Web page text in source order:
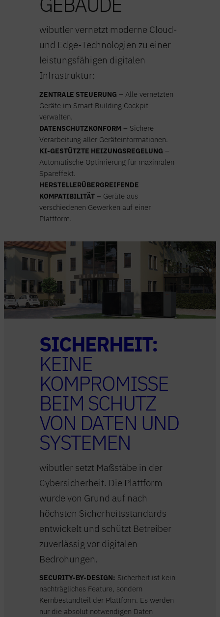
GEBÄUDE
wibutler vernetzt moderne Cloud-
und Edge-Technologien zu einer
leistungsfähigen digitalen
Infrastruktur:
ZENTRALE STEUERUNG – Alle vernetzten
Geräte im Smart Building Cockpit
verwalten.
DATENSCHUTZKONFORM– Sichere
Verarbeitung aller Geräteinformationen.
KI-GESTÜTZTE HEIZUNGSREGELUNG –
Automatische Optimierung für maximalen
Spareffekt.
HERSTELLERÜBERGREIFENDE
KOMPATIBILITÄT– Geräte aus
verschiedenen Gewerken auf einer
Plattform.
SICHERHEIT:
KEINE
KOMPROMISSE
BEIM SCHUTZ
VON DATEN UND
SYSTEMEN
wibutler setzt Maßstäbe in der
Cybersicherheit. Die Plattform
wurde von Grund auf nach
höchsten Sicherheitsstandards
entwickelt und schützt Betreiber
zuverlässig vor digitalen
Bedrohungen.
SECURITY-BY-DESIGN: Sicherheit ist kein
nachträgliches Feature, sondern
Kernbestandteil der Plattform. Es werden
nur die absolut notwendigen Daten